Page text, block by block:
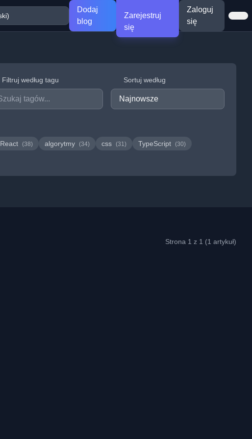
Dodaj
blog
Zarejestruj
się
Zaloguj
się
Filtruj według tagu Sortuj według
React (38) algorytmy (34) css (31) TypeScript (30)
Strona 1 z 1 (1 artykuł)